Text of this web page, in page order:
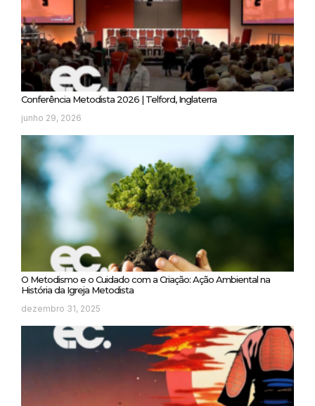
Conferência Metodista 2026 | Telford, Inglaterra
junho 29, 2026
O Metodismo e o Cuidado com a Criação: Ação Ambiental na
História da Igreja Metodista
dezembro 31, 2025